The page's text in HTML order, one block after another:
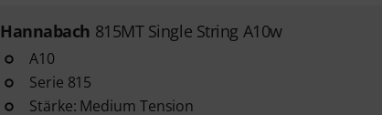
Hannabach 815MT Single String A10w
A10
Serie 815
Stärke: Medium Tension